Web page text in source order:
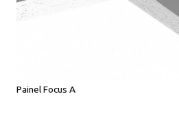
Painel Focus A